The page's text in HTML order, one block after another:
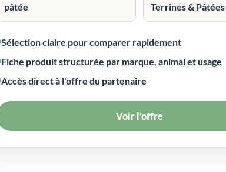
pâtée Terrines &
Sélection claire pour comparer rapidement
Fiche produit structurée par marque, animal et usage
Accès direct à l'offre du partenaire
Voir l’offre